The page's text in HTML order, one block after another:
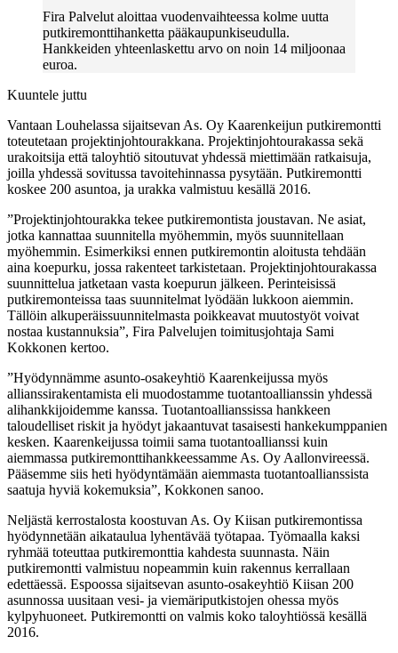
Fira Palvelut aloittaa vuodenvaihteessa kolme uutta
putkiremonttihanketta pääkaupunkiseudulla.
Hankkeiden yhteenlaskettu arvo on noin 14 miljoonaa
euroa.
Kuuntele juttu
Vantaan Louhelassa sijaitsevan As. Oy Kaarenkeijun putkiremontti
toteutetaan projektinjohtourakkana. Projektinjohtourakassa sekä
urakoitsija että taloyhtiö sitoutuvat yhdessä miettimään ratkaisuja,
joilla yhdessä sovitussa tavoitehinnassa pysytään. Putkiremontti
koskee 200 asuntoa, ja urakka valmistuu kesällä 2016.
”Projektinjohtourakka tekee putkiremontista joustavan. Ne asiat,
jotka kannattaa suunnitella myöhemmin, myös suunnitellaan
myöhemmin. Esimerkiksi ennen putkiremontin aloitusta tehdään
aina koepurku, jossa rakenteet tarkistetaan. Projektinjohtourakassa
suunnittelua jatketaan vasta koepurun jälkeen. Perinteisissä
putkiremonteissa taas suunnitelmat lyödään lukkoon aiemmin.
Tällöin alkuperäissuunnitelmasta poikkeavat muutostyöt voivat
nostaa kustannuksia”, Fira Palvelujen toimitusjohtaja Sami
Kokkonen kertoo.
”Hyödynnämme asunto-osakeyhtiö Kaarenkeijussa myös
allianssirakentamista eli muodostamme tuotantoallianssin yhdessä
alihankkijoidemme kanssa. Tuotantoallianssissa hankkeen
taloudelliset riskit ja hyödyt jakaantuvat tasaisesti hankekumppanien
kesken. Kaarenkeijussa toimii sama tuotantoallianssi kuin
aiemmassa putkiremonttihankkeessamme As. Oy Aallonvireessä.
Pääsemme siis heti hyödyntämään aiemmasta tuotantoallianssista
saatuja hyviä kokemuksia”, Kokkonen sanoo.
Neljästä kerrostalosta koostuvan As. Oy Kiisan putkiremontissa
hyödynnetään aikataulua lyhentävää työtapaa. Työmaalla kaksi
ryhmää toteuttaa putkiremonttia kahdesta suunnasta. Näin
putkiremontti valmistuu nopeammin kuin rakennus kerrallaan
edettäessä. Espoossa sijaitsevan asunto-osakeyhtiö Kiisan 200
asunnossa uusitaan vesi- ja viemäriputkistojen ohessa myös
kylpyhuoneet. Putkiremontti on valmis koko taloyhtiössä kesällä
2016.